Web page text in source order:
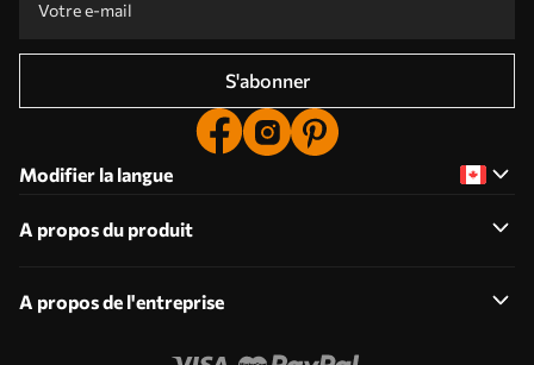
S'abonner
Modifier la langue
A propos du produit
A propos de l'entreprise